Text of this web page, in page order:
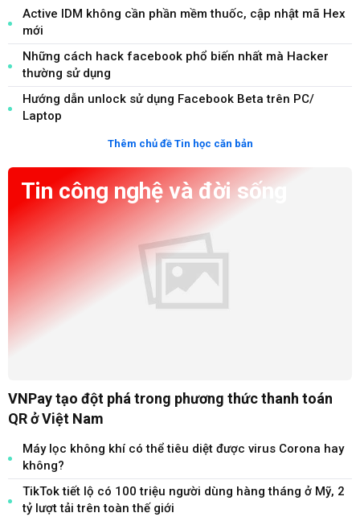
Active IDM không cần phần mềm thuốc, cập nhật mã Hex
mới
Những cách hack facebook phổ biến nhất mà Hacker
thường sử dụng
Hướng dẫn unlock sử dụng Facebook Beta trên PC/
Laptop
Thêm chủ đề Tin học căn bản
Tin công nghệ và đời sống
VNPay tạo đột phá trong phương thức thanh toán
QR ở Việt Nam
Máy lọc không khí có thể tiêu diệt được virus Corona hay
không?
TikTok tiết lộ có 100 triệu người dùng hàng tháng ở Mỹ, 2
tỷ lượt tải trên toàn thế giới